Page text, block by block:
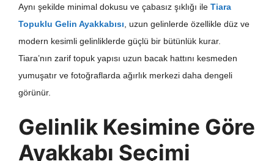
Aynı şekilde minimal dokusu ve çabasız şıklığı ile Tiara
Topuklu Gelin Ayakkabısı , uzun gelinlerde özellikle düz ve
modern kesimli gelinliklerde güçlü bir bütünlük kurar.
Tiara’nın zarif topuk yapısı uzun bacak hattını kesmeden
yumuşatır ve fotoğraflarda ağırlık merkezi daha dengeli
görünür.
Gelinlik Kesimine Göre
Ayakkabı Seçimi